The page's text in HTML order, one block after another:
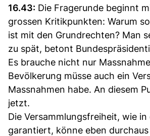
16.43: Die Fragerunde beginnt
grossen Kritikpunkten: Warum
ist mit den Grundrechten? Man
zu spät, betont
Es brauche nicht nur
Bevölkerung müsse auch ein
Massnahmen habe. An diesem
jetzt.
Die Versammlungsfreiheit, wie
garantiert, könne eben